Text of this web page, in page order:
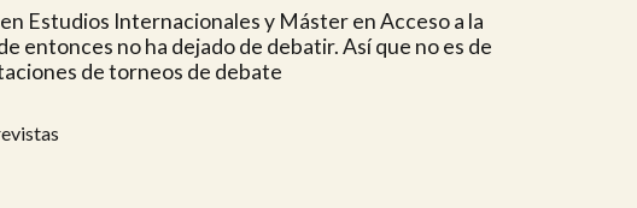
Estudios Internacionales y Máster en Acceso a la
entonces no ha dejado de debatir. Así que no es de
de torneos de debate